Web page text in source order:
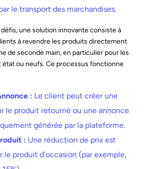
le transport des marchandises.
une solution innovante consiste à
à revendre les produits directement
de seconde main, en particulier pour les
état ou neufs. Ce processus fonctionne
: Le client peut créer une
le produit retourné ou une annonce
générée par la plateforme.
: Une réduction de prix est
le produit d’occasion (par exemple,